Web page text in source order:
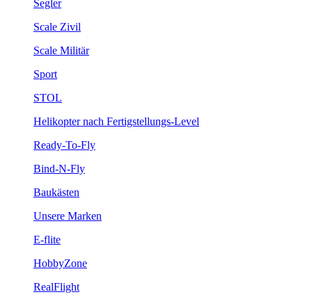
Segler
Scale Zivil
Scale Militär
Sport
STOL
Helikopter nach Fertigstellungs-Level
Ready-To-Fly
Bind-N-Fly
Baukästen
Unsere Marken
E-flite
HobbyZone
RealFlight